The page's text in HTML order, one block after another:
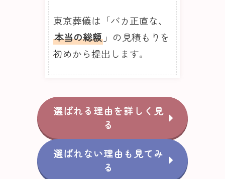
東京葬儀は「バカ正直な、
本当の総額 」の見積もりを
初めから提出します。
選ばれる理由を詳しく見
る
選ばれない理由も見てみ
る